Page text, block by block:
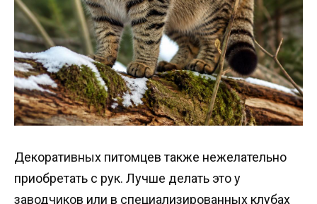
Декоративных питомцев также нежелательно
приобретать с рук. Лучше делать это у
заводчиков или в специализированных клубах